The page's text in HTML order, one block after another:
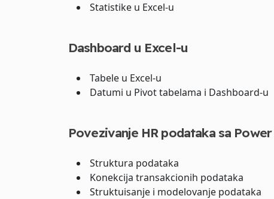
Statistike u Excel-u
Dashboard u Excel-u
Tabele u Excel-u
Datumi u Pivot tabelama i Dashboard-u
Povezivanje HR podataka sa
Struktura podataka
Konekcija transakcionih podataka
Struktuisanje i modelovanje podataka